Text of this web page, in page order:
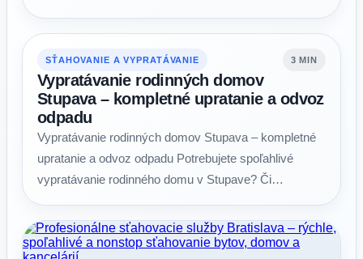
SŤAHOVANIE A VYPRATÁVANIE 3 MIN
Vypratávanie rodinných domov
Stupava – kompletné upratanie a odvoz
odpadu
Vypratávanie rodinných domov Stupava – kompletné
upratanie a odvoz odpadu Potrebujete spoľahlivé
vypratávanie rodinného domu v Stupave? Či…